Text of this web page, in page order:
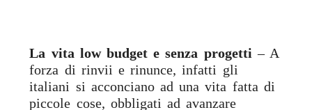
La vita low budget e senza progetti– A
forza di rinvii e rinunce, infatti gli
italiani si acconciano ad una vita fatta di
piccole cose, obbligati ad avanzare